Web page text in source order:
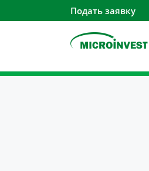
Подать заявку